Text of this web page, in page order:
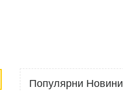
Популярни Новини